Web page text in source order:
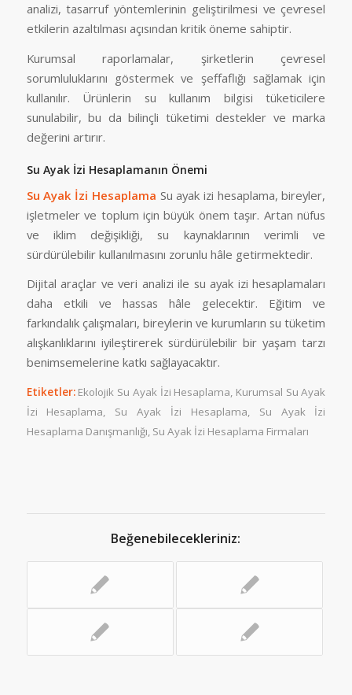
analizi, tasarruf yöntemlerinin geliştirilmesi ve çevresel
etkilerin azaltılması açısından kritik öneme sahiptir.
Kurumsal raporlamalar, şirketlerin çevresel
sorumluluklarını göstermek ve şeffaflığı sağlamak için
kullanılır. Ürünlerin su kullanım bilgisi tüketicilere
sunulabilir, bu da bilinçli tüketimi destekler ve marka
değerini artırır.
Su Ayak İzi Hesaplamanın Önemi
Su Ayak İzi Hesaplama Su ayak izi hesaplama, bireyler,
işletmeler ve toplum için büyük önem taşır. Artan nüfus
ve iklim değişikliği, su kaynaklarının verimli ve
sürdürülebilir kullanılmasını zorunlu hâle getirmektedir.
Dijital araçlar ve veri analizi ile su ayak izi hesaplamaları
daha etkili ve hassas hâle gelecektir. Eğitim ve
farkındalık çalışmaları, bireylerin ve kurumların su tüketim
alışkanlıklarını iyileştirerek sürdürülebilir bir yaşam tarzı
benimsemelerine katkı sağlayacaktır.
Etiketler: Ekolojik Su Ayak İzi Hesaplama, Kurumsal Su Ayak
İzi Hesaplama, Su Ayak İzi Hesaplama, Su Ayak İzi
Hesaplama Danışmanlığı, Su Ayak İzi Hesaplama Firmaları
Beğenebilecekleriniz: